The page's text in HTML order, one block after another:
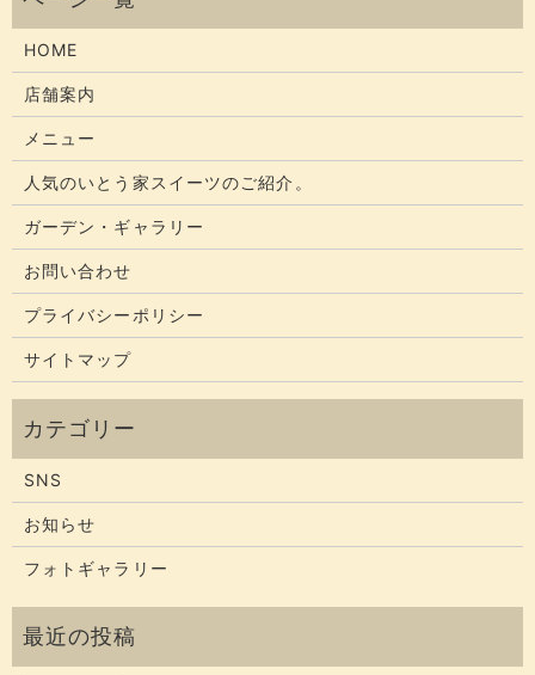
HOME
店舗案内
メニュー
人気のいとう家スイーツのご紹介。
ガーデン・ギャラリー
お問い合わせ
プライバシーポリシー
サイトマップ
SNS
お知らせ
フォトギャラリー